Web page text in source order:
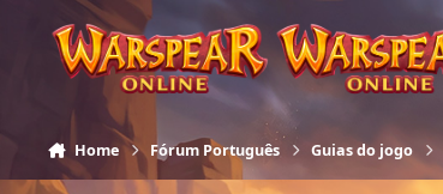
Skip to content
Home Fórum Português Guias do jogo